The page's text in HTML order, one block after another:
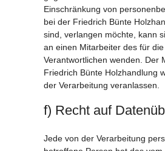
Einschränkung von
bei der Friedrich Bünte
sind, verlangen möchte, kann
an einen Mitarbeiter des für
Verantwortlichen wenden. Der
Friedrich Bünte Holzhandlung
der Verarbeitung veranlassen.
f) Recht auf
Jede von der Verarbeitung